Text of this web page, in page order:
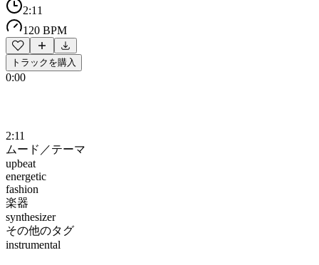
2:11
120 BPM
トラックを購入
0:00
2:11
ムード／テーマ
upbeat
energetic
fashion
楽器
synthesizer
その他のタグ
instrumental